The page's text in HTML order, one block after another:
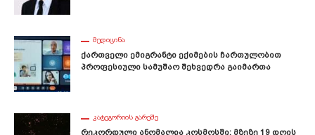
ᲛᲔᲓᲘᲪᲘᲜᲐ
Ქართველი Ემიგრანტი Ექიმების Ჩართულობით
Პროფესიული Სამუშაო Შეხვედრა Გაიმართა
ᲙᲐᲢᲔᲒᲝᲠᲘᲘᲡ ᲒᲐᲠᲔᲨᲔ
Რეკორდული Ანომალია Კოსმოსში: Მზეზე 19 Დღის